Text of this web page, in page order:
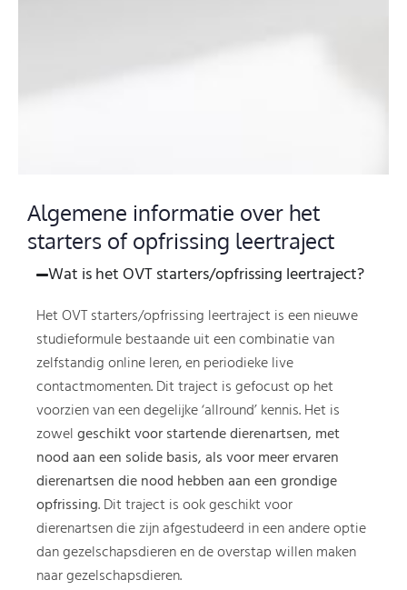
Algemene informatie over het
starters of opfrissing leertraject
Wat is het OVT starters/opfrissing leertraject?
Het OVT starters/opfrissing leertraject is een nieuwe
studieformule bestaande uit een combinatie van
zelfstandig online leren, en periodieke live
contactmomenten. Dit traject is gefocust op het
voorzien van een degelijke ‘allround’ kennis. Het is
zowelgeschikt voor startende dierenartsen, met
nood aan een solide basis, als voor meer ervaren
dierenartsen die nood hebben aan een grondige
opfrissing. Dit traject is ook geschikt voor
dierenartsen die zijn afgestudeerd in een andere optie
dan gezelschapsdieren en de overstap willen maken
naar gezelschapsdieren.